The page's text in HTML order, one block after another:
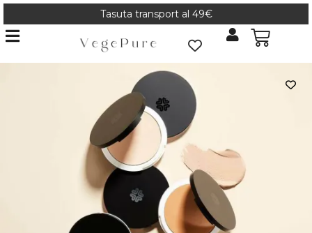
Tasuta transport al 49€